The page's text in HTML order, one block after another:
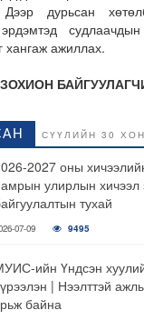
дурьсан
эрдэмтэд
хангаж ажиллах.
ЗОХИОН
СҮҮЛИЙН 30
2027 оны
улирлын хичээл
тухай
07-09 9495
ийн Үндсэн
| Нээлттэй
байна